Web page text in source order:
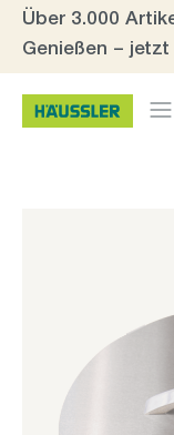
Zum Hauptinhalt
Über 3.000
Genießen –